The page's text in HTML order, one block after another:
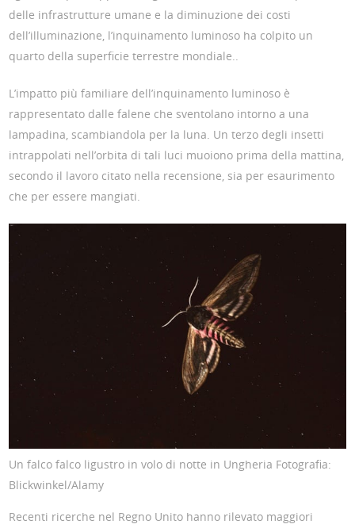
delle infrastrutture umane e la diminuzione dei costi
dell’illuminazione, l’inquinamento luminoso ha colpito un
quarto della superficie terrestre mondiale..
L’impatto più familiare dell’inquinamento luminoso è
rappresentato dalle falene che sventolano intorno a una
lampadina, scambiandola per la luna. Un terzo degli insetti
intrappolati nell’orbita di tali luci muoiono prima della mattina,
secondo il lavoro citato nella recensione, sia per esaurimento
che per essere mangiati.
Un falco falco ligustro in volo di notte in Ungheria Fotografia:
Blickwinkel/Alamy
Recenti ricerche nel Regno Unito hanno rilevato maggiori